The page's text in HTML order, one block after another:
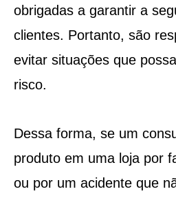
obrigadas a garantir a
clientes. Portanto, são
evitar situações que
risco.
Dessa forma, se um
produto em uma loja por
ou por um acidente que